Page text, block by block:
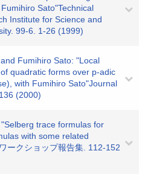
Sato"Technical
Institute for Science and
99-6. 1-26 (1999)
Fumihiro Sato: "Local
quadratic forms over p-adic
with Fumihiro Sato"Journal
(2000)
trace formulas for
with some related
ークショップ報告集. 112-152